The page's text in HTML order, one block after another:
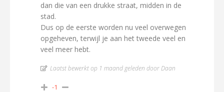
dan die van een drukke straat, midden in de
stad.
Dus op de eerste worden nu veel overwegen
opgeheven, terwijl je aan het tweede veel en
veel meer hebt.
Laatst bewerkt op 1 maand geleden door Daan
-1